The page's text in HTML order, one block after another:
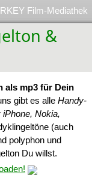
Film-Mediathek
&
als mp3 für Dein
gibt es alle Handy-
iPhone, Nokia,
(auch
polyphon und
Du willst.